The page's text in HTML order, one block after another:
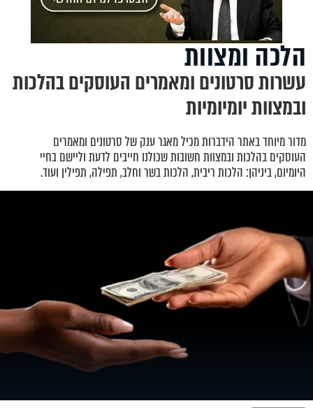
הלכה ומצוות
עשרות סרטונים ומאמרים העוסקים בהלכות
ובמצוות יומיומיות
מדור מיוחד באתר הידברות מכיל מאגר ענק של סרטונים ומאמרים
העוסקים בהלכות ובמצוות חשובות שכולנו חייבים לדעת וליישם בחיי
היומיום, ביניהן: הלכות ריבית, הלכות בשר וחלב, תפילה, תפילין ועוד.